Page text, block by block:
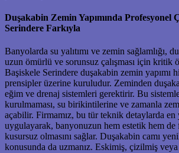
Duşakabin Zemin Yapımında Profesyonel
Serindere Farkıyla
Banyolarda su yalıtımı ve zemin sağlamlığı,
uzun ömürlü ve sorunsuz çalışması için kritik
Başiskele Serindere duşakabin zemin yapımı
prensipler üzerine kuruludur. Zeminden
eğim ve drenaj sistemleri gerektirir. Bu
kurulmaması, su birikintilerine ve zamanla
açabilir. Firmamız, bu tür teknik detaylarda en
uygulayarak, banyonuzun hem estetik hem de
kusursuz olmasını sağlar. Duşakabin camı
konusunda da uzmanız. Eskimiş, çizilmiş veya